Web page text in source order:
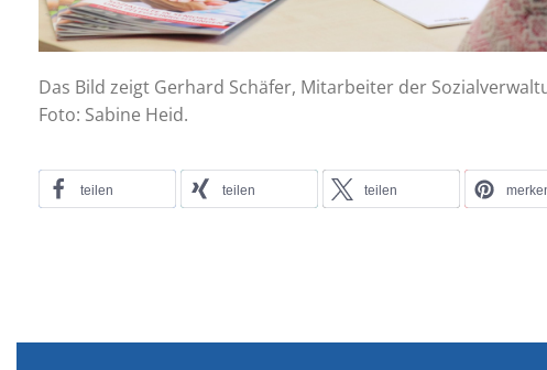
Das Bild zeigt Gerhard Schäfer, Mitarbeiter der
Foto: Sabine Heid.
teilen teilen teilen